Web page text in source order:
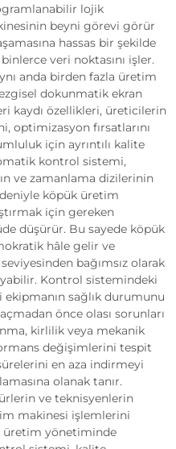
lojik
beyni görevi görür
hassas bir şekilde
veri noktasını işler.
anda birden fazla üretim
dokunmatik ekran
kaydı özellikleri, üreticilerin
optimizasyon fırsatlarını
için ayrıntılı kalite
kontrol sistemi,
ve zamanlama dizilerinin
köpük üretim
için gereken
düşürür. Bu sayede köpük
hâle gelir ve
bağımsız olarak
Kontrol sistemindeki
sağlık durumunu
önce olası sorunları
kirlilik veya mekanik
değişimlerini tespit
en aza indirmeyi
olanak tanır.
ve teknisyenlerin
makinesi işlemlerini
üretim yönetiminde